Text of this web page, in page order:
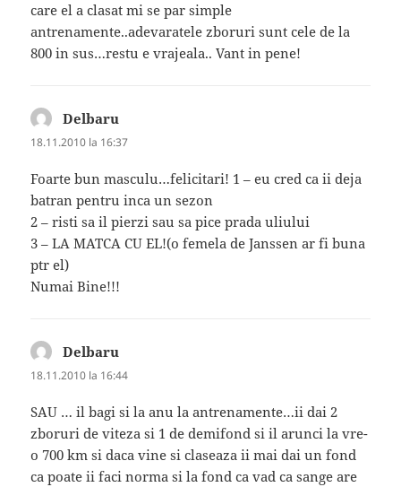
care el a clasat mi se par simple
antrenamente..adevaratele zboruri sunt cele de la
800 in sus…restu e vrajeala.. Vant in pene!
Delbaru
18.11.2010 la 16:37
Foarte bun masculu…felicitari! 1 – eu cred ca ii deja
batran pentru inca un sezon
2 – risti sa il pierzi sau sa pice prada uliului
3 – LA MATCA CU EL!(o femela de Janssen ar fi buna
ptr el)
Numai Bine!!!
Delbaru
18.11.2010 la 16:44
SAU … il bagi si la anu la antrenamente…ii dai 2
zboruri de viteza si 1 de demifond si il arunci la vre-
o 700 km si daca vine si claseaza ii mai dai un fond
ca poate ii faci norma si la fond ca vad ca sange are